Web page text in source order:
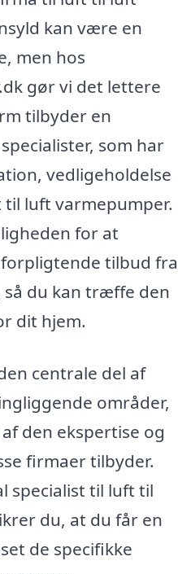
kan være en
men hos
gør vi det lettere
tilbyder en
som har
vedligeholdelse
luft varmepumper.
for at
tilbud fra
du kan træffe den
dit hjem.
centrale del af
områder,
den ekspertise og
firmaer tilbyder.
specialist til luft til
du, at du får en
de specifikke